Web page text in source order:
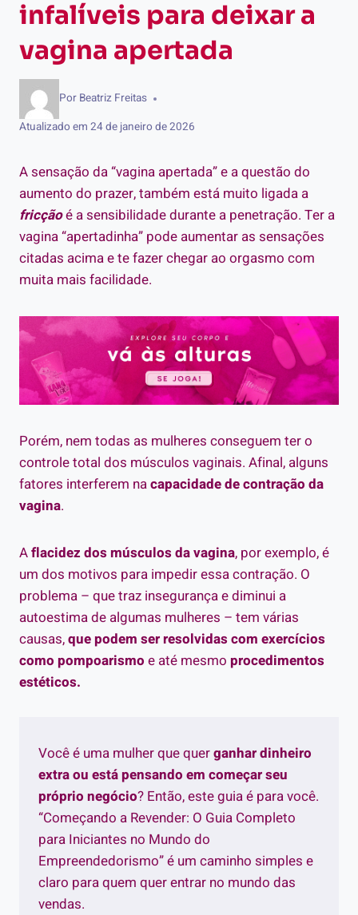
infalíveis para deixar a
vagina apertada
Por Beatriz Freitas
Atualizado em 24 de janeiro de 2026
A sensação da “vagina apertada” e a questão do
aumento do prazer, também está muito ligada a
fricçãoé a sensibilidade durante a penetração. Ter a
vagina “apertadinha” pode aumentar as sensações
citadas acima e te fazer chegar ao orgasmo com
muita mais facilidade.
Porém, nem todas as mulheres conseguem ter o
controle total dos músculos vaginais. Afinal, alguns
fatores interferem nacapacidade de contração da
vagina.
Aflacidez dos músculos da vagina, por exemplo, é
um dos motivos para impedir essa contração. O
problema – que traz insegurança e diminui a
autoestima de algumas mulheres – tem várias
causas,que podem ser resolvidas com exercícios
como pompoarismo e até mesmo procedimentos
estéticos.
Você é uma mulher que querganhar dinheiro
extra ou está pensando em começar seu
próprio negócio? Então, este guia é para você.
“Começando a Revender: O Guia Completo
para Iniciantes no Mundo do
Empreendedorismo” é um caminho simples e
claro para quem quer entrar no mundo das
vendas.